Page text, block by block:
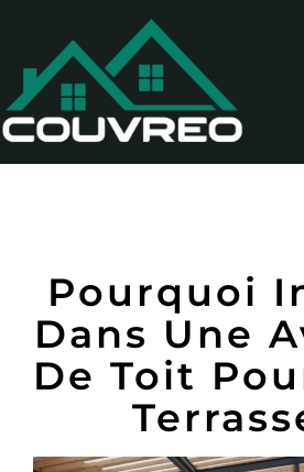
Pourquoi
Dans Une
De Toit